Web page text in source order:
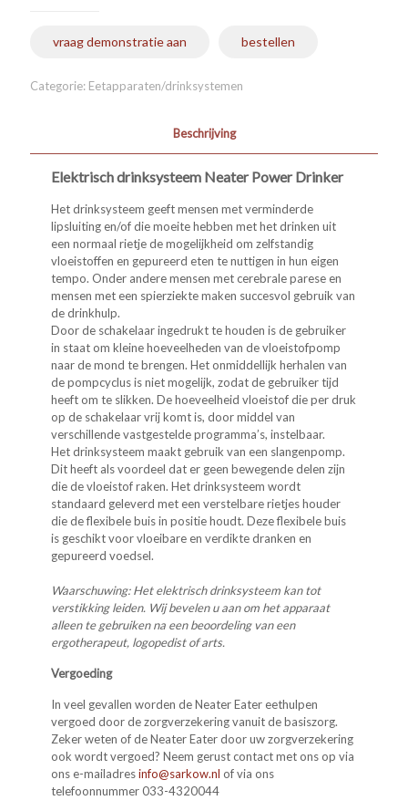
vraag demonstratie aan bestellen
Categorie: Eetapparaten/drinksystemen
Beschrijving
Elektrisch drinksysteem Neater Power Drinker
Het drinksysteem geeft mensen met verminderde
lipsluiting en/of die moeite hebben met het drinken uit
een normaal rietje de mogelijkheid om zelfstandig
vloeistoffen en gepureerd eten te nuttigen in hun eigen
tempo. Onder andere mensen met cerebrale parese en
mensen met een spierziekte maken succesvol gebruik van
de drinkhulp.
Door de schakelaar ingedrukt te houden is de gebruiker
in staat om kleine hoeveelheden van de vloeistofpomp
naar de mond te brengen. Het onmiddellijk herhalen van
de pompcyclus is niet mogelijk, zodat de gebruiker tijd
heeft om te slikken. De hoeveelheid vloeistof die per druk
op de schakelaar vrij komt is, door middel van
verschillende vastgestelde programma’s, instelbaar.
Het drinksysteem maakt gebruik van een slangenpomp.
Dit heeft als voordeel dat er geen bewegende delen zijn
die de vloeistof raken. Het drinksysteem wordt
standaard geleverd met een verstelbare rietjes houder
die de flexibele buis in positie houdt. Deze flexibele buis
is geschikt voor vloeibare en verdikte dranken en
gepureerd voedsel.
Waarschuwing: Het elektrisch drinksysteem kan tot
verstikking leiden. Wij bevelen u aan om het apparaat
alleen te gebruiken na een beoordeling van een
ergotherapeut, logopedist of arts.
Vergoeding
In veel gevallen worden de Neater Eater eethulpen
vergoed door de zorgverzekering vanuit de basiszorg.
Zeker weten of de Neater Eater door uw zorgverzekering
ook wordt vergoed? Neem gerust contact met ons op via
ons e-mailadresinfo@sarkow.nl of via ons
telefoonnummer 033-4320044